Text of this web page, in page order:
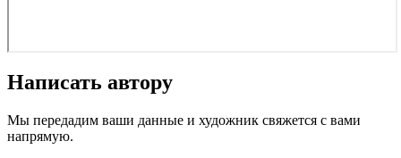
Написать автору
Мы передадим ваши данные и художник свяжется с вами
напрямую.